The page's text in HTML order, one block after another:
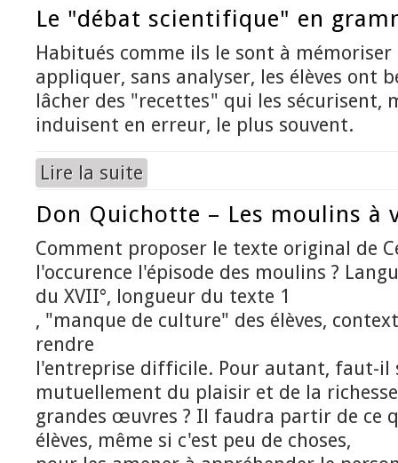
Le "débat scientifique" en
Habitués comme ils le sont à
appliquer, sans analyser, les élèves ont
lâcher des "recettes" qui les sécurisent,
induisent en erreur, le plus souvent.
Lire la suite
Don Quichotte – Les moulins à
Comment proposer le texte original de
l'occurence l'épisode des moulins ?
du XVII°, longueur du texte 1
, "manque de culture" des élèves,
rendre
l'entreprise difficile. Pour autant, faut-il
mutuellement du plaisir et de la
grandes œuvres ? Il faudra partir de ce
élèves, même si c'est peu de choses,